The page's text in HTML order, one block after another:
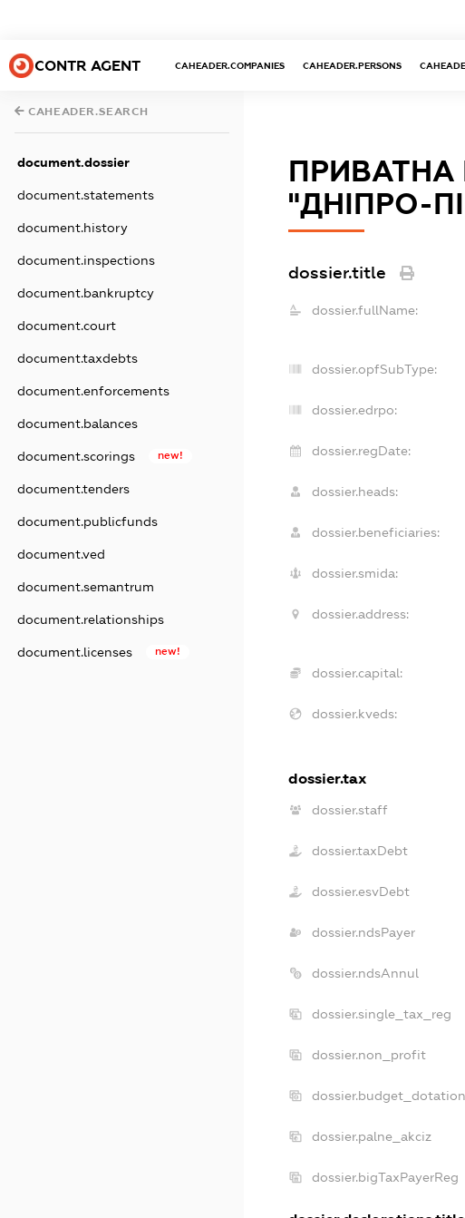
CONTR AGENT CAHEADER.COMPANIES CAHEADER.PERSONS
CAHEADER.SEARCH
document.dossier
document.statements
document.history
document.inspections
document.bankruptcy
document.court
document.taxdebts
document.enforcements
document.balances
document.scorings new!
document.tenders
document.publicfunds
document.ved
document.semantrum
document.relationships
document.licenses new!
ПРИВАТНА
"ДНІПРО-
dossier.title
dossier.fullName:
dossier.opfSubType:
dossier.edrpo:
dossier.regDate:
dossier.heads:
dossier.beneficiaries:
dossier.smida:
dossier.address:
dossier.capital:
dossier.kveds:
dossier.tax
dossier.staff
dossier.taxDebt
dossier.esvDebt
dossier.ndsPayer
dossier.ndsAnnul
dossier.single_tax_reg
dossier.non_profit
dossier.budget_dotation
dossier.palne_akciz
dossier.bigTaxPayerReg